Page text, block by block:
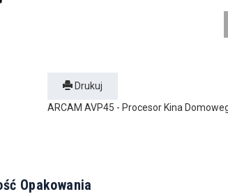
Drukuj
ARCAM AVP45 - Procesor Kina
Opakowania